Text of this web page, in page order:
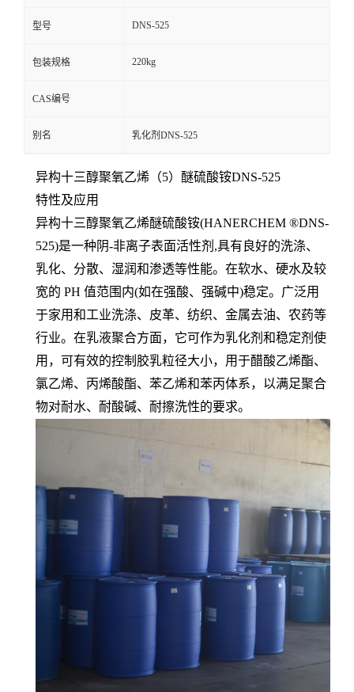
型号 DNS-525
包装规格 220kg
CAS编号
别名 乳化剂DNS-525
异构十三醇聚氧乙烯（5）醚硫酸铵DNS-525
特性及应用
异构十三醇聚氧乙烯醚硫酸铵(HANERCHEM ®DNS-
525)是一种阴-非离子表面活性剂,具有良好的洗涤、
乳化、分散、湿润和渗透等性能。在软水、硬水及较
宽的 PH 值范围内(如在强酸、强碱中)稳定。广泛用
于家用和工业洗涤、皮革、纺织、金属去油、农药等
行业。在乳液聚合方面，它可作为乳化剂和稳定剂使
用，可有效的控制胶乳粒径大小，用于醋酸乙烯酯、
氯乙烯、丙烯酸酯、苯乙烯和苯丙体系，以满足聚合
物对耐水、耐酸碱、耐擦洗性的要求。